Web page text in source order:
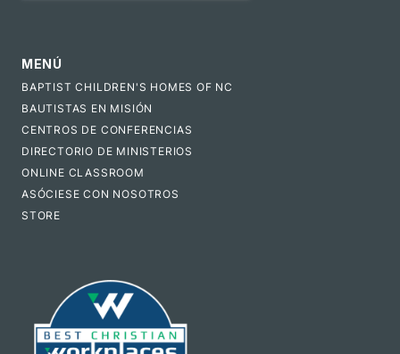
MENÚ
BAPTIST CHILDREN'S HOMES OF NC
BAUTISTAS EN MISIÓN
CENTROS DE CONFERENCIAS
DIRECTORIO DE MINISTERIOS
ONLINE CLASSROOM
ASÓCIESE CON NOSOTROS
STORE